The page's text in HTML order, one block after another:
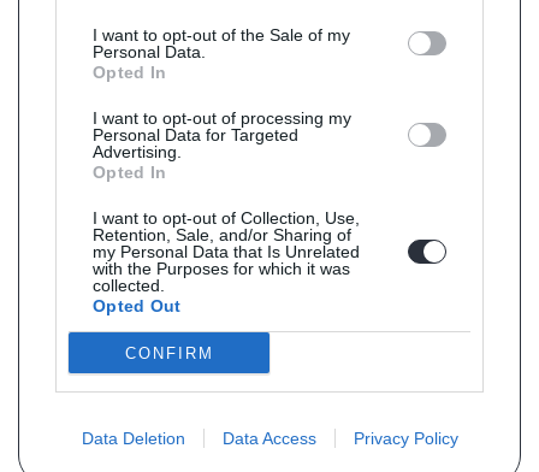
I want to opt-out of the Sale of my
Personal Data.
Opted In
I want to opt-out of processing my
Personal Data for Targeted
Advertising.
Opted In
I want to opt-out of Collection, Use,
Retention, Sale, and/or Sharing of
my Personal Data that Is Unrelated
with the Purposes for which it was
collected.
Opted Out
CONFIRM
Data Deletion Data Access Privacy Policy